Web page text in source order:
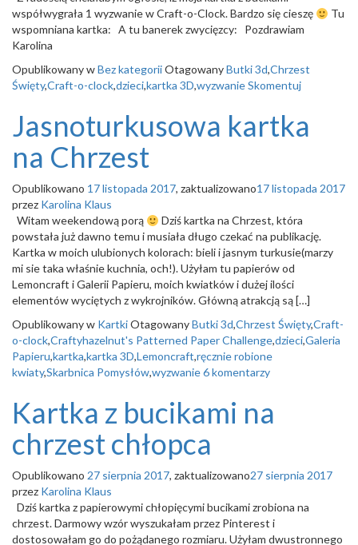
współwygrała 1 wyzwanie w Craft-o-Clock. Bardzo się cieszę
Tu
wspomniana kartka: A tu banerek zwycięzcy: Pozdrawiam
Karolina
Opublikowany wBez kategoriiOtagowanyButki 3d,Chrzest
Święty,Craft-o-clock,dzieci,kartka 3D,wyzwanieSkomentuj
Jasnoturkusowa kartka
na Chrzest
Opublikowano 17 listopada 2017, zaktualizowano17 listopada 2017
przez Karolina Klaus
Witam weekendową porą
Dziś kartka na Chrzest, która
powstała już dawno temu i musiała długo czekać na publikację.
Kartka w moich ulubionych kolorach: bieli i jasnym turkusie(marzy
mi sie taka właśnie kuchnia, och!). Użyłam tu papierów od
Lemoncraft i Galerii Papieru, moich kwiatków i dużej ilości
elementów wyciętych z wykrojników. Główną atrakcją są […]
Opublikowany w KartkiOtagowanyButki 3d,Chrzest Święty,Craft-
o-clock,Craftyhazelnut's Patterned Paper Challenge,dzieci,Galeria
Papieru,kartka,kartka 3D,Lemoncraft,ręcznie robione
kwiaty,Skarbnica Pomysłów,wyzwanie6 komentarzy
Kartka z bucikami na
chrzest chłopca
Opublikowano 27 sierpnia 2017, zaktualizowano27 sierpnia 2017
przez Karolina Klaus
Dziś kartka z papierowymi chłopięcymi bucikami zrobiona na
chrzest. Darmowy wzór wyszukałam przez Pinterest i
dostosowałam go do pożądanego rozmiaru. Użyłam dwustronnego